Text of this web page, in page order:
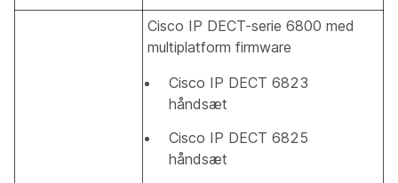
Cisco IP DECT-serie 6800 med
multiplatform firmware
Cisco IP DECT 6823
håndsæt
Cisco IP DECT 6825
håndsæt